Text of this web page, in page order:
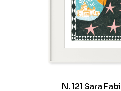
N. 121 Sara